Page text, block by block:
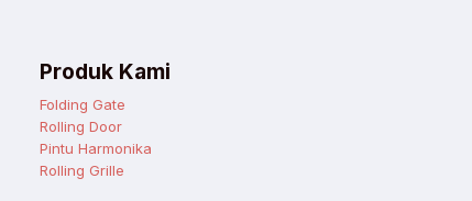
Produk Kami
Folding Gate
Rolling Door
Pintu Harmonika
Rolling Grille